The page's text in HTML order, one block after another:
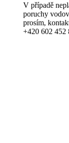
V případě
poruchy
prosím,
+420 602 452